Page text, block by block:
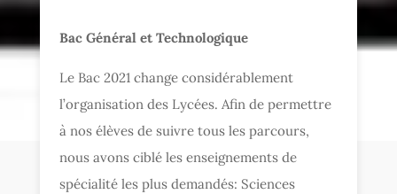
Bac Général et Technologique
Le Bac 2021 change considérablement
l’organisation des Lycées. Afin de permettre
à nos élèves de suivre tous les parcours,
nous avons ciblé les enseignements de
spécialité les plus demandés: Sciences